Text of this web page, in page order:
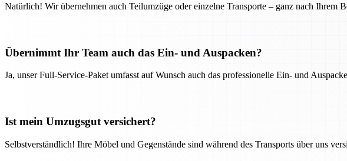
Natürlich! Wir übernehmen auch Teilumzüge oder einzelne Transporte – ganz nach Ihrem
Übernimmt Ihr Team auch das Ein- und Auspacken?
Ja, unser Full-Service-Paket umfasst auf Wunsch auch das professionelle Ein- und
Ist mein Umzugsgut versichert?
Selbstverständlich! Ihre Möbel und Gegenstände sind während des Transports über uns